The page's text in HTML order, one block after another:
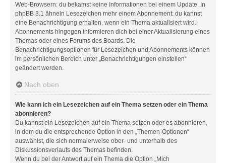
Web-Browsern: du bekamst keine Informationen bei einem Update. In
phpBB 3.1 ähneln Lesezeichen mehr einem Abonnement: du kannst
eine Benachrichtigung erhalten, wenn ein Thema aktualisiert wird.
Abonnements hingegen informieren dich bei einer Aktualisierung eines
Themas oder eines Forums des Boards. Die
Benachrichtigungsoptionen für Lesezeichen und Abonnements können
im persönlichen Bereich unter „Benachrichtigungen einstellen“
geändert werden.
Nach oben
Wie kann ich ein Lesezeichen auf ein Thema setzen oder ein Thema
abonnieren?
Du kannst ein Lesezeichen auf ein Thema setzen oder es abonnieren,
in dem du die entsprechende Option in den „Themen-Optionen“
auswählst, die sich normalerweise ober- und unterhalb des
Diskussionsverlaufs des Themas befinden.
Wenn du bei der Antwort auf ein Thema die Option „Mich